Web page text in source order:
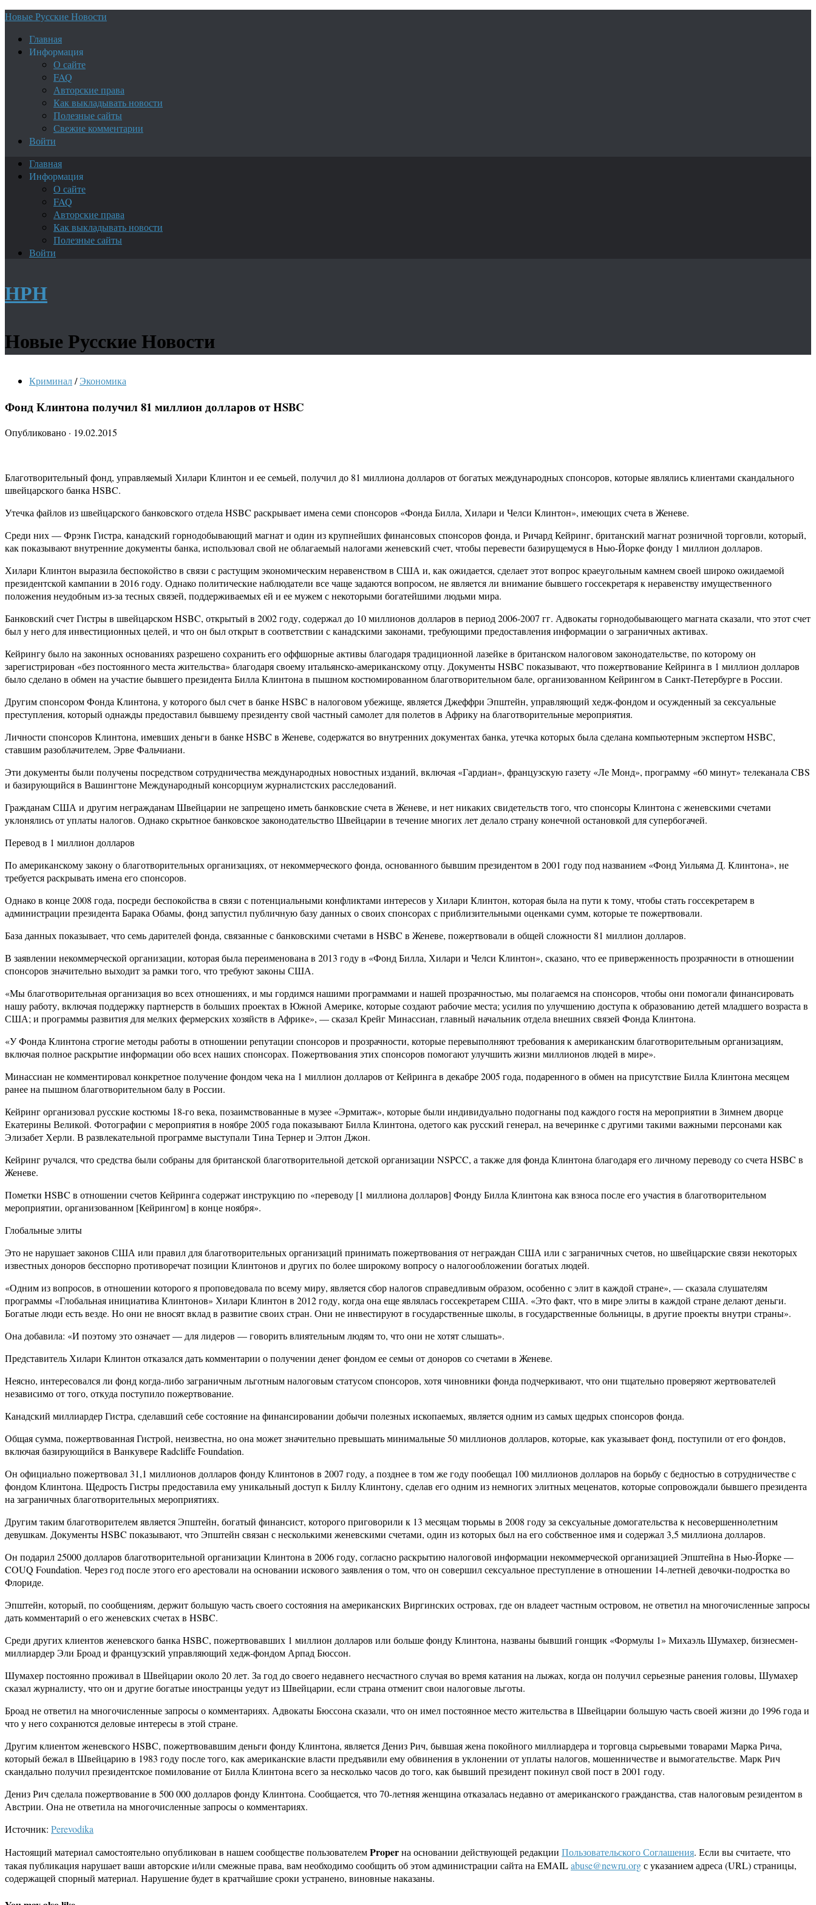
Новые Русские Новости
Главная
Информация
О сайте
FAQ
Авторские права
Как выкладывать новости
Полезные сайты
Свежие комментарии
Войти
Главная
Информация
О сайте
FAQ
Авторские права
Как выкладывать новости
Полезные сайты
Войти
НРН
Новые Русские Новости
Криминал/ Экономика
Фонд Клинтона получил 81 миллион долларов от HSBC
Опубликовано · 19.02.2015
Благотворительный фонд, управляемый Хилари Клинтон и ее семьей, получил до 81 миллиона долларов от богатых международных спонсоров, которые являлись клиентами скандального
швейцарского банка HSBC.
Утечка файлов из швейцарского банковского отдела HSBC раскрывает имена семи спонсоров «Фонда Билла, Хилари и Челси Клинтон», имеющих счета в Женеве.
Среди них — Фрэнк Гистра, канадский горнодобывающий магнат и один из крупнейших финансовых спонсоров фонда, и Ричард Кейринг, британский магнат розничной торговли, который,
как показывают внутренние документы банка, использовал свой не облагаемый налогами женевский счет, чтобы перевести базирущемуся в Нью-Йорке фонду 1 миллион долларов.
Хилари Клинтон выразила беспокойство в связи с растущим экономическим неравенством в США и, как ожидается, сделает этот вопрос краеугольным камнем своей широко ожидаемой
президентской кампании в 2016 году. Однако политические наблюдатели все чаще задаются вопросом, не является ли внимание бывшего госсекретаря к неравенству имущественного
положения неудобным из-за тесных связей, поддерживаемых ей и ее мужем с некоторыми богатейшими людьми мира.
Банковский счет Гистры в швейцарском HSBC, открытый в 2002 году, содержал до 10 миллионов долларов в период 2006-2007 гг. Адвокаты горнодобывающего магната сказали, что этот счет
был у него для инвестиционных целей, и что он был открыт в соответствии с канадскими законами, требующими предоставления информации о заграничных активах.
Кейрингу было на законных основаниях разрешено сохранить его оффшорные активы благодаря традиционной лазейке в британском налоговом законодательстве, по которому он
зарегистрирован «без постоянного места жительства» благодаря своему итальянско-американскому отцу. Документы HSBC показывают, что пожертвование Кейринга в 1 миллион долларов
было сделано в обмен на участие бывшего президента Билла Клинтона в пышном костюмированном благотворительном бале, организованном Кейрингом в Санкт-Петербурге в России.
Другим спонсором Фонда Клинтона, у которого был счет в банке HSBC в налоговом убежище, является Джеффри Эпштейн, управляющий хедж-фондом и осужденный за сексуальные
преступления, который однажды предоставил бывшему президенту свой частный самолет для полетов в Африку на благотворительные мероприятия.
Личности спонсоров Клинтона, имевших деньги в банке HSBC в Женеве, содержатся во внутренних документах банка, утечка которых была сделана компьютерным экспертом HSBC,
ставшим разоблачителем, Эрве Фальчиани.
Эти документы были получены посредством сотрудничества международных новостных изданий, включая «Гардиан», французскую газету «Ле Монд», программу «60 минут» телеканала CBS
и базирующийся в Вашингтоне Международный консорциум журналистских расследований.
Гражданам США и другим негражданам Швейцарии не запрещено иметь банковские счета в Женеве, и нет никаких свидетельств того, что спонсоры Клинтона с женевскими счетами
уклонялись от уплаты налогов. Однако скрытное банковское законодательство Швейцарии в течение многих лет делало страну конечной остановкой для супербогачей.
Перевод в 1 миллион долларов
По американскому закону о благотворительных организациях, от некоммерческого фонда, основанного бывшим президентом в 2001 году под названием «Фонд Уильяма Д. Клинтона», не
требуется раскрывать имена его спонсоров.
Однако в конце 2008 года, посреди беспокойства в связи с потенциальными конфликтами интересов у Хилари Клинтон, которая была на пути к тому, чтобы стать госсекретарем в
администрации президента Барака Обамы, фонд запустил публичную базу данных о своих спонсорах с приблизительными оценками сумм, которые те пожертвовали.
База данных показывает, что семь дарителей фонда, связанные с банковскими счетами в HSBC в Женеве, пожертвовали в общей сложности 81 миллион долларов.
В заявлении некоммерческой организации, которая была переименована в 2013 году в «Фонд Билла, Хилари и Челси Клинтон», сказано, что ее приверженность прозрачности в отношении
спонсоров значительно выходит за рамки того, что требуют законы США.
«Мы благотворительная организация во всех отношениях, и мы гордимся нашими программами и нашей прозрачностью, мы полагаемся на спонсоров, чтобы они помогали финансировать
нашу работу, включая поддержку партнерств в больших проектах в Южной Америке, которые создают рабочие места; усилия по улучшению доступа к образованию детей младшего возраста в
США; и программы развития для мелких фермерских хозяйств в Африке», — сказал Крейг Минассиан, главный начальник отдела внешних связей Фонда Клинтона.
«У Фонда Клинтона строгие методы работы в отношении репутации спонсоров и прозрачности, которые перевыполняют требования к американским благотворительным организациям,
включая полное раскрытие информации обо всех наших спонсорах. Пожертвования этих спонсоров помогают улучшить жизни миллионов людей в мире».
Минассиан не комментировал конкретное получение фондом чека на 1 миллион долларов от Кейринга в декабре 2005 года, подаренного в обмен на присутствие Билла Клинтона месяцем
ранее на пышном благотворительном балу в России.
Кейринг организовал русские костюмы 18-го века, позаимствованные в музее «Эрмитаж», которые были индивидуально подогнаны под каждого гостя на мероприятии в Зимнем дворце
Екатерины Великой. Фотографии с мероприятия в ноябре 2005 года показывают Билла Клинтона, одетого как русский генерал, на вечеринке с другими такими важными персонами как
Элизабет Херли. В развлекательной программе выступали Тина Тернер и Элтон Джон.
Кейринг ручался, что средства были собраны для британской благотворительной детской организации NSPCC, а также для фонда Клинтона благодаря его личному переводу со счета HSBC в
Женеве.
Пометки HSBC в отношении счетов Кейринга содержат инструкцию по «переводу [1 миллиона долларов] Фонду Билла Клинтона как взноса после его участия в благотворительном
мероприятии, организованном [Кейрингом] в конце ноября».
Глобальные элиты
Это не нарушает законов США или правил для благотворительных организаций принимать пожертвования от неграждан США или с заграничных счетов, но швейцарские связи некоторых
известных доноров бесспорно противоречат позиции Клинтонов и других по более широкому вопросу о налогообложении богатых людей.
«Одним из вопросов, в отношении которого я проповедовала по всему миру, является сбор налогов справедливым образом, особенно с элит в каждой стране», — сказала слушателям
программы «Глобальная инициатива Клинтонов» Хилари Клинтон в 2012 году, когда она еще являлась госсекретарем США. «Это факт, что в мире элиты в каждой стране делают деньги.
Богатые люди есть везде. Но они не вносят вклад в развитие своих стран. Они не инвестируют в государственные школы, в государственные больницы, в другие проекты внутри страны».
Она добавила: «И поэтому это означает — для лидеров — говорить влиятельным людям то, что они не хотят слышать».
Представитель Хилари Клинтон отказался дать комментарии о получении денег фондом ее семьи от доноров со счетами в Женеве.
Неясно, интересовался ли фонд когда-либо заграничным льготным налоговым статусом спонсоров, хотя чиновники фонда подчеркивают, что они тщательно проверяют жертвователей
независимо от того, откуда поступило пожертвование.
Канадский миллиардер Гистра, сделавший себе состояние на финансировании добычи полезных ископаемых, является одним из самых щедрых спонсоров фонда.
Общая сумма, пожертвованная Гистрой, неизвестна, но она может значительно превышать минимальные 50 миллионов долларов, которые, как указывает фонд, поступили от его фондов,
включая базирующийся в Ванкувере Radcliffe Foundation.
Он официально пожертвовал 31,1 миллионов долларов фонду Клинтонов в 2007 году, а позднее в том же году пообещал 100 миллионов долларов на борьбу с бедностью в сотрудничестве с
фондом Клинтона. Щедрость Гистры предоставила ему уникальный доступ к Биллу Клинтону, сделав его одним из немногих элитных меценатов, которые сопровождали бывшего президента
на заграничных благотворительных мероприятиях.
Другим таким благотворителем является Эпштейн, богатый финансист, которого приговорили к 13 месяцам тюрьмы в 2008 году за сексуальные домогательства к несовершеннолетним
девушкам. Документы HSBC показывают, что Эпштейн связан с несколькими женевскими счетами, один из которых был на его собственное имя и содержал 3,5 миллиона долларов.
Он подарил 25000 долларов благотворительной организации Клинтона в 2006 году, согласно раскрытию налоговой информации некоммерческой организацией Эпштейна в Нью-Йорке —
COUQ Foundation. Через год после этого его арестовали на основании искового заявления о том, что он совершил сексуальное преступление в отношении 14-летней девочки-подростка во
Флориде.
Эпштейн, который, по сообщениям, держит большую часть своего состояния на американских Виргинских островах, где он владеет частным островом, не ответил на многочисленные запросы
дать комментарий о его женевских счетах в HSBC.
Среди других клиентов женевского банка HSBC, пожертвовавших 1 миллион долларов или больше фонду Клинтона, названы бывший гонщик «Формулы 1» Михаэль Шумахер, бизнесмен-
миллиардер Эли Броад и французский управляющий хедж-фондом Арпад Бюссон.
Шумахер постоянно проживал в Швейцарии около 20 лет. За год до своего недавнего несчастного случая во время катания на лыжах, когда он получил серьезные ранения головы, Шумахер
сказал журналисту, что он и другие богатые иностранцы уедут из Швейцарии, если страна отменит свои налоговые льготы.
Броад не ответил на многочисленные запросы о комментариях. Адвокаты Бюссона сказали, что он имел постоянное место жительства в Швейцарии большую часть своей жизни до 1996 года и
что у него сохранются деловые интересы в этой стране.
Другим клиентом женевского HSBC, пожертвовавшим деньги фонду Клинтона, является Дениз Рич, бывшая жена покойного миллиардера и торговца сырьевыми товарами Марка Рича,
который бежал в Швейцарию в 1983 году после того, как американские власти предъявили ему обвинения в уклонении от уплаты налогов, мошенничестве и вымогательстве. Марк Рич
скандально получил президентское помилование от Билла Клинтона всего за несколько часов до того, как бывший президент покинул свой пост в 2001 году.
Дениз Рич сделала пожертвование в 500 000 долларов фонду Клинтона. Сообщается, что 70-летняя женщина отказалась недавно от американского гражданства, став налоговым резидентом в
Австрии. Она не ответила на многочисленные запросы о комментариях.
Источник: Perevodika
Настоящий материал самостоятельно опубликован в нашем сообществе пользователемProperна основании действующей редакции Пользовательского Соглашения. Если вы считаете, что
такая публикация нарушает ваши авторские и/или смежные права, вам необходимо сообщить об этом администрации сайта на EMAILabuse@newru.orgс указанием адреса (URL) страницы,
содержащей спорный материал. Нарушение будет в кратчайшие сроки устранено, виновные наказаны.